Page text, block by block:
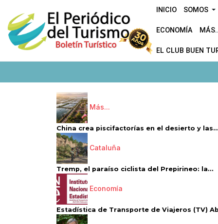
INICIO SOMOS
ECONOMÍA
EL CLUB BUEN
Más...
China crea piscifactorías en el desierto y las...
Cataluña
Tremp, el paraíso ciclista del Prepirineo: la...
Economía
Estadística de Transporte de Viajeros (TV)